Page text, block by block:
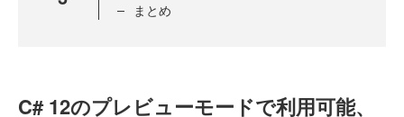
まとめ
C# 12のプレビューモードで利用可能、